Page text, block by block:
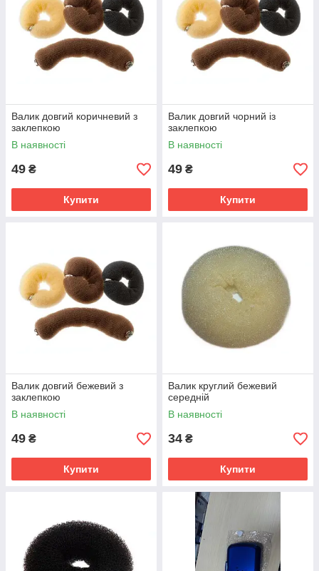
Валик довгий коричневий з
заклепкою
В наявності
49 ₴
Купити
Валик довгий чорний із
заклепкою
В наявності
49 ₴
Купити
Валик довгий бежевий з
заклепкою
В наявності
49 ₴
Купити
Валик круглий бежевий
середній
В наявності
34 ₴
Купити